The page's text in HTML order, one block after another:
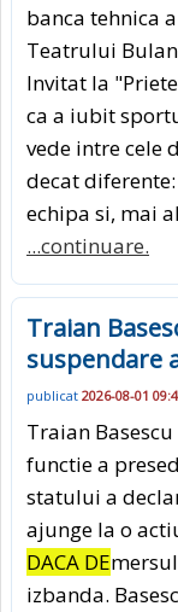
banca tehnica
Teatrului
Invitat la
ca a iubit
vede intre cele
decat
echipa si, mai
...continuare.
Traian
suspendare
publicat 2026-08-01
Traian
functie a
statului a
ajunge la o
DACA DE
izbanda.